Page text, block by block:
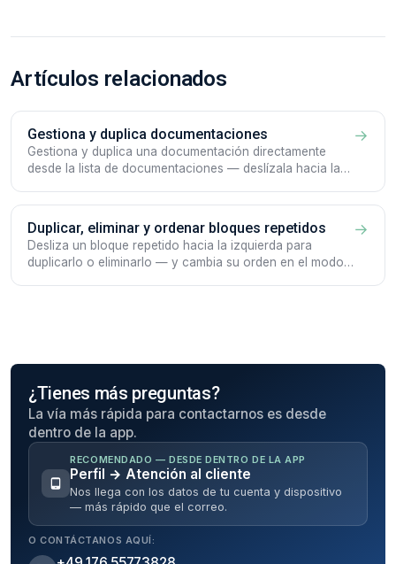
Artículos relacionados
Gestiona y duplica documentaciones
Gestiona y duplica una documentación directamente
desde la lista de documentaciones — deslízala hacia la
→
Duplicar, eliminar y ordenar bloques repetidos
Desliza un bloque repetido hacia la izquierda para
duplicarlo o eliminarlo — y cambia su orden en el modo
→
¿Tienes más preguntas?
La vía más rápida para contactarnos es desde
dentro de la app.
RECOMENDADO — DESDE DENTRO DE LA APP
Perfil → Atención al cliente
Nos llega con los datos de tu cuenta y dispositivo
— más rápido que el correo.
O CONTÁCTANOS AQUÍ: